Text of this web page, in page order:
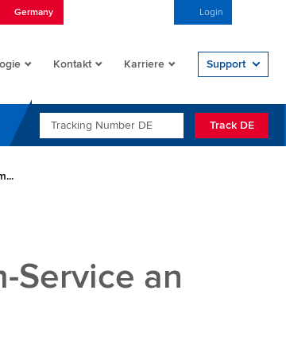
Germany Login
Kontakt Karriere Support
TRACKING NUMBER DE
Track DE
Service an